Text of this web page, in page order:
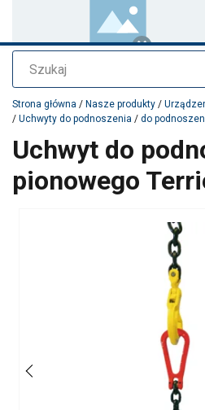
Szukaj
Dodano do zapytania
Strona główna / Nasze produkty /
/ Uchwyty do podnoszenia / do
Uchwyt do
pionowego